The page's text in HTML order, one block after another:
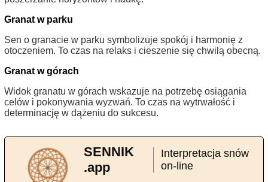
Granat w parku
Sen o granacie w parku symbolizuje spokój i harmonię z
otoczeniem. To czas na relaks i cieszenie się chwilą obecną.
Granat w górach
Widok granatu w górach wskazuje na potrzebę osiągania
celów i pokonywania wyzwań. To czas na wytrwałość i
determinację w dążeniu do sukcesu.
SENNIK
.app
Interpretacja snów
on-line